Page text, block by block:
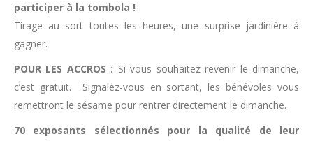
participer à la tombola !
Tirage au sort toutes les heures, une surprise jardinière à
gagner.
POUR LES ACCROS : Si vous souhaitez revenir le dimanche,
c’est gratuit. Signalez-vous en sortant, les bénévoles vous
remettront le sésame pour rentrer directement le dimanche.
70 exposants sélectionnés pour la qualité de leur